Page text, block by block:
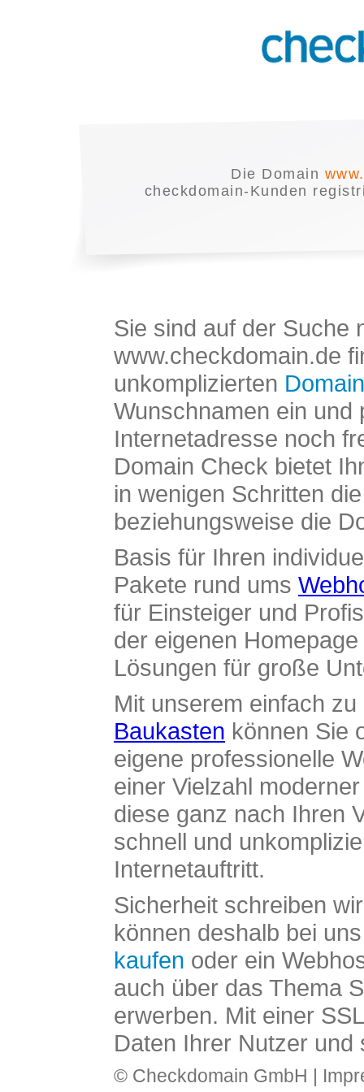
Die Domain
checkdomain-Kunden
Sie sind auf der Suche
www.checkdomain.de
unkomplizierten
Wunschnamen ein und
Internetadresse noch
Domain Check bietet
in wenigen Schritten
beziehungsweise die
Basis für Ihren
Pakete rund ums
für Einsteiger und
der eigenen
Lösungen für große
Mit unserem einfach
Baukasten können Sie
eigene professionelle
einer Vielzahl
diese ganz nach Ihren
schnell und
Internetauftritt.
Sicherheit schreiben
können deshalb bei
kaufen oder ein
auch über das Thema
erwerben. Mit einer
Daten Ihrer Nutzer und
© Checkdomain GmbH |